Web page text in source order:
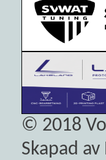
© 2018
Skapad